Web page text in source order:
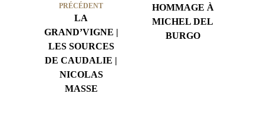
PRÉCÉDENT
LA
GRAND’VIGNE |
LES SOURCES
DE CAUDALIE |
NICOLAS
MASSE
HOMMAGE À
MICHEL DEL
BURGO